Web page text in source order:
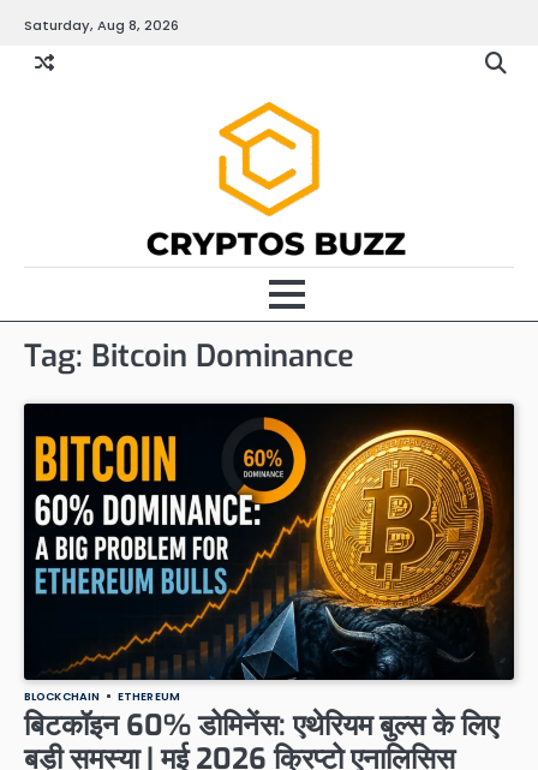
content
Saturday, Aug 8, 2026
Tag: Bitcoin Dominance
BLOCKCHAIN ETHEREUM
बिटकॉइन 60% डोमिनेंस: एथेरियम बुल्स के लिए
बड़ी समस्या | मई 2026 क्रिप्टो एनालिसिस